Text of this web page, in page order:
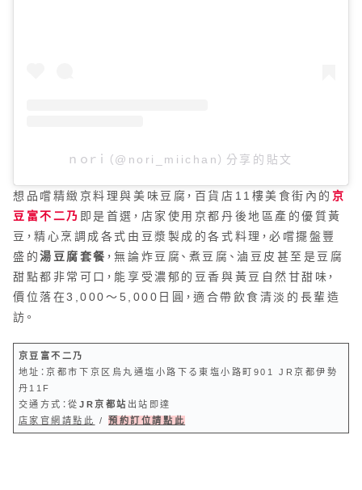
ｎｏｒｉ（@nori_miichan）分享的貼文
想品嚐精緻京料理與美味豆腐，百貨店11樓美食街內的 京
豆富不二乃 即是首選，店家使用京都丹後地區產的優質黃
豆，精心烹調成各式由豆漿製成的各式料理，必嚐擺盤豐
盛的湯豆腐套餐 ，無論炸豆腐、煮豆腐、滷豆皮甚至是豆腐
甜點都非常可口，能享受濃郁的豆香與黃豆自然甘甜味，
價位落在3,000〜5,000日圓，適合帶飲食清淡的長輩造
訪。
京豆富不二乃
地址：京都市下京区烏丸通塩小路下る東塩小路町901 JR京都伊勢
丹11F
交通方式：從 JR京都站 出站即達
店家官網請點此
/預約訂位請點此